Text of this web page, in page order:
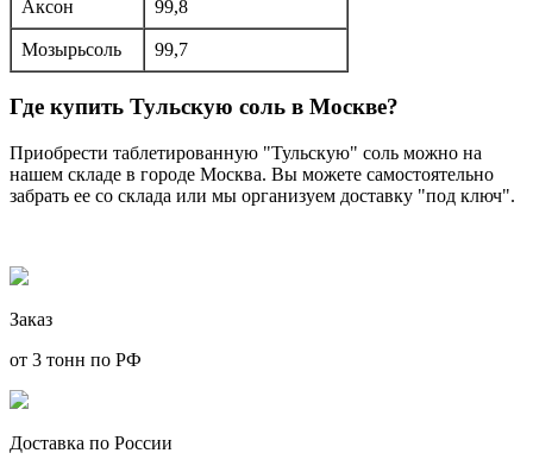
Аксон 99,8
Мозырьсоль 99,7
Где купить Тульскую соль в Москве?
Приобрести таблетированную "Тульскую" соль можно на
нашем складе в городе Москва. Вы можете самостоятельно
забрать ее со склада или мы организуем доставку "под ключ".
Заказ
от 3 тонн по РФ
Доставка по России